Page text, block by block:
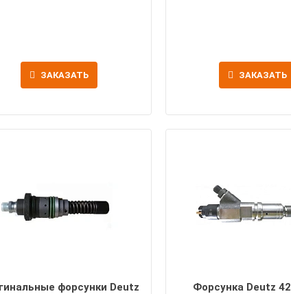
ЗАКАЗАТЬ ЗАКАЗАТЬ
форсунки Deutz Форсунка Deutz